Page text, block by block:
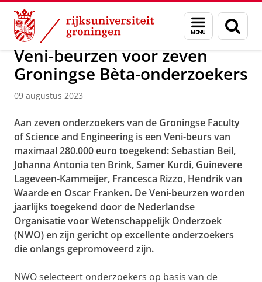
Skip
Content
Skip
Navigation
Menu
en
zoeken
Over ons Faculty of Science and Engineering Nieuws
Veni-beurzen voor zeven
Groningse Bèta-onderzoekers
09 augustus 2023
Aan zeven onderzoekers van de Groningse Faculty
of Science and Engineering is een Veni-beurs van
maximaal 280.000 euro toegekend: Sebastian Beil,
Johanna Antonia ten Brink, Samer Kurdi, Guinevere
Lageveen-Kammeijer, Francesca Rizzo, Hendrik van
Waarde en Oscar Franken. De Veni-beurzen worden
jaarlijks toegekend door de Nederlandse
Organisatie voor Wetenschappelijk Onderzoek
(NWO) en zijn gericht op excellente onderzoekers
die onlangs gepromoveerd zijn.
NWO selecteert onderzoekers op basis van de